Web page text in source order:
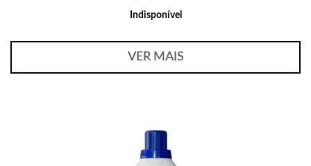
Indisponível
VER MAIS